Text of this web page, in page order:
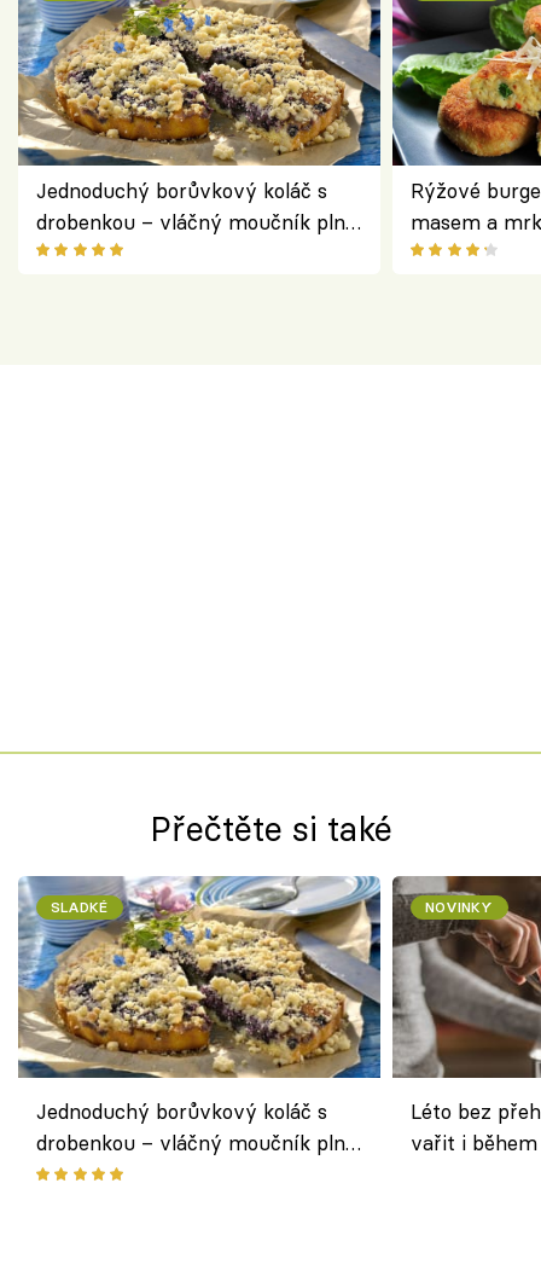
Jednoduchý borůvkový koláč s
drobenkou – vláčný moučník plný
ovoce
Rýžové
masem a
salátem –
Přečtěte si také
SLADKÉ
Jednoduchý borůvkový koláč s
drobenkou – vláčný moučník plný
ovoce
NOVINKY
Léto bez
vařit i